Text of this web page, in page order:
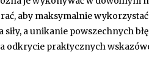
aby maksymalnie
a unikanie powszechnych
odkrycie praktycznych